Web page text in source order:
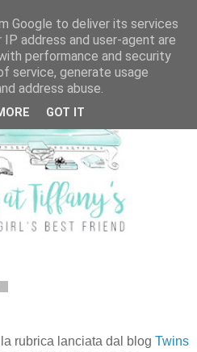
rubrica lanciata dal blog Twins
Google to deliver its services
address and user-agent are
performance and security
service, generate usage
address abuse.
GOT IT